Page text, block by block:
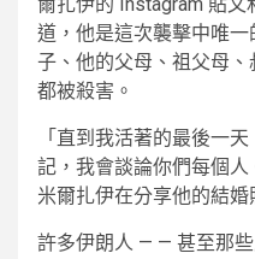
道，他是這次襲擊中唯
子、他的父母、祖父母
都被殺害。
「直到我活著的最後一
記，我會談論你們每個人
米爾扎伊在分享他的結婚
許多伊朗人 — — 甚至那